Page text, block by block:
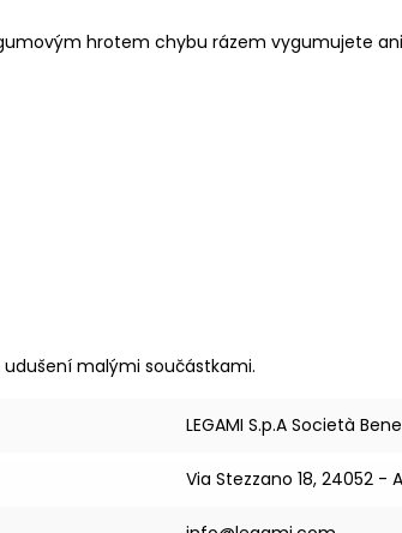
hrotem chybu rázem vygumujete
malými součástkami.
LEGAMI S.p.A Società
Via Stezzano 18, 24052 -